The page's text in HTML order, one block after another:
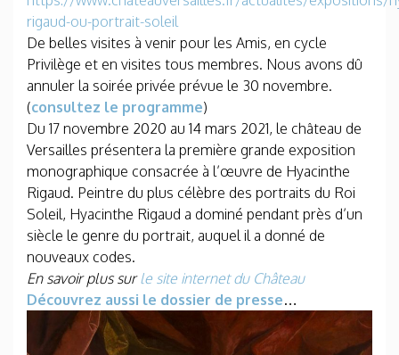
rigaud-ou-portrait-soleil
De belles visites à venir pour les Amis, en cycle
Privilège et en visites tous membres. Nous avons dû
annuler la soirée privée prévue le 30 novembre.
(consultez le programme)
Du 17 novembre 2020 au 14 mars 2021, le château de
Versailles présentera la première grande exposition
monographique consacrée à l’œuvre de Hyacinthe
Rigaud. Peintre du plus célèbre des portraits du Roi
Soleil, Hyacinthe Rigaud a dominé pendant près d’un
siècle le genre du portrait, auquel il a donné de
nouveaux codes.
En savoir plus surle site internet du Château
Découvrez aussi le dossier de presse…